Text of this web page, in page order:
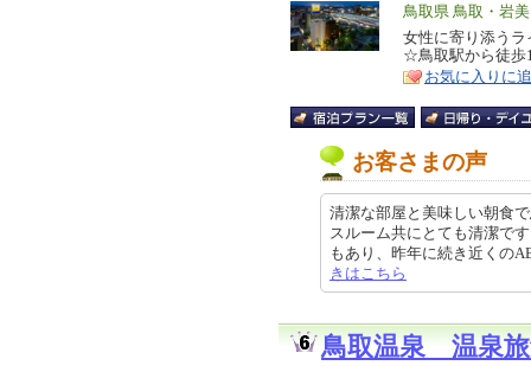
エ
リ
ア
鳥取県 鳥取・岩
特
徴
女性に寄り添う
☆鳥取駅から徒歩
お気に入りに
お客さまの声
清潔な部屋と美味しい朝食
スルーム共にとても清潔で
もあり、昨年に続き近くの
きはこちら
鳥取温泉 温泉